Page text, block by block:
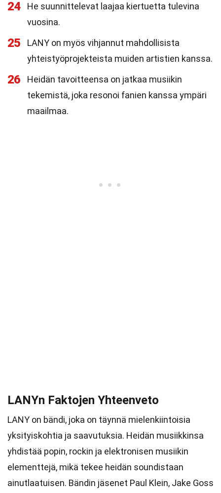
24
He suunnittelevat laajaa kiertuetta tulevina
vuosina.
25
LANY on myös vihjannut mahdollisista
yhteistyöprojekteista muiden artistien kanssa.
26
Heidän tavoitteensa on jatkaa musiikin
tekemistä, joka resonoi fanien kanssa ympäri
maailmaa.
LANYn Faktojen Yhteenveto
LANY on bändi, joka on täynnä mielenkiintoisia
yksityiskohtia ja saavutuksia. Heidän musiikkinsa
yhdistää popin, rockin ja elektronisen musiikin
elementtejä, mikä tekee heidän soundistaan
ainutlaatuisen. Bändin jäsenet Paul Klein, Jake Goss